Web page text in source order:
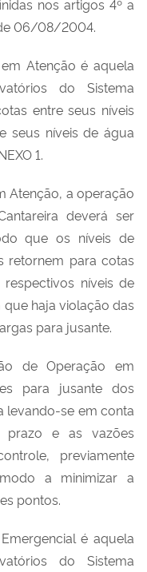
nos artigos 4º a
de 06/08/2004.
Atenção é aquela
do Sistema
entre seus níveis
seus níveis de água
1.
Atenção, a operação
deverá ser
que os níveis de
retornem para cotas
níveis de
haja violação das
para jusante.
de Operação em
para jusante dos
levando-se em conta
e as vazões
previamente
a minimizar a
pontos.
é aquela
do Sistema